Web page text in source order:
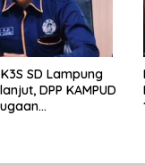
SD Lampung
DPP KAMPUD